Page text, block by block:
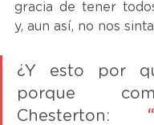
gracia de tener
y, aun así, no nos
¿Y esto por
porque
Chesterton: